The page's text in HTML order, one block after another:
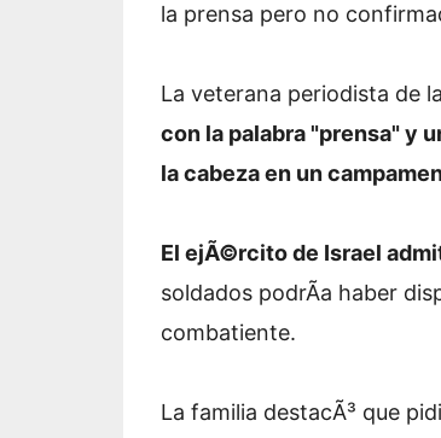
la prensa pero no
La veterana periodista de
con la palabra "prensa" y
la cabeza en un
El ejÃ©rcito de Israel
soldados podrÃ­a haber
combatiente.
La familia destacÃ³ que